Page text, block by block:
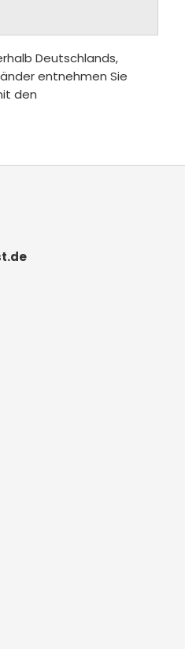
Deutschlands,
entnehmen Sie
den